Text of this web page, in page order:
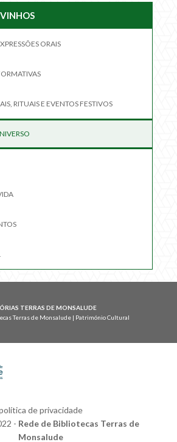
ORAIS
RITUAIS E EVENTOS FESTIVOS
TERRAS DE MONSALUDE
Terras de Monsalude | Património Cultural
de privacidade
- Rede de Bibliotecas Terras de
Monsalude